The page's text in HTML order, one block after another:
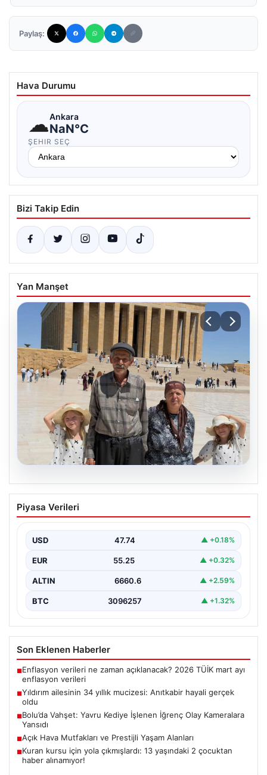
Paylaş:
Hava Durumu
☁Ankara
NaN°C
ŞEHIR SEÇ
Bizi Takip Edin
Yan Manşet
Yıldırım ailesinin 34 yıllık mucizesi:
Anıtkabir hayali gerçek oldu
Zeynep Yıldırım (59), tam 34 yıl boyunca…
Piyasa Verileri
USD 47.74 ▲ +0.18%
EUR 55.25 ▲ +0.32%
ALTIN 6660.6 ▲ +2.59%
BTC 3096257 ▲ +1.32%
Son Eklenen Haberler
■Enflasyon verileri ne zaman açıklanacak? 2026 TÜİK mart ayı
enflasyon verileri
■Yıldırım ailesinin 34 yıllık mucizesi: Anıtkabir hayali gerçek
oldu
■Bolu’da Vahşet: Yavru Kediye İşlenen İğrenç Olay Kameralara
Yansıdı
■Açık Hava Mutfakları ve Prestijli Yaşam Alanları
■Kuran kursu için yola çıkmışlardı: 13 yaşındaki 2 çocuktan
haber alınamıyor!